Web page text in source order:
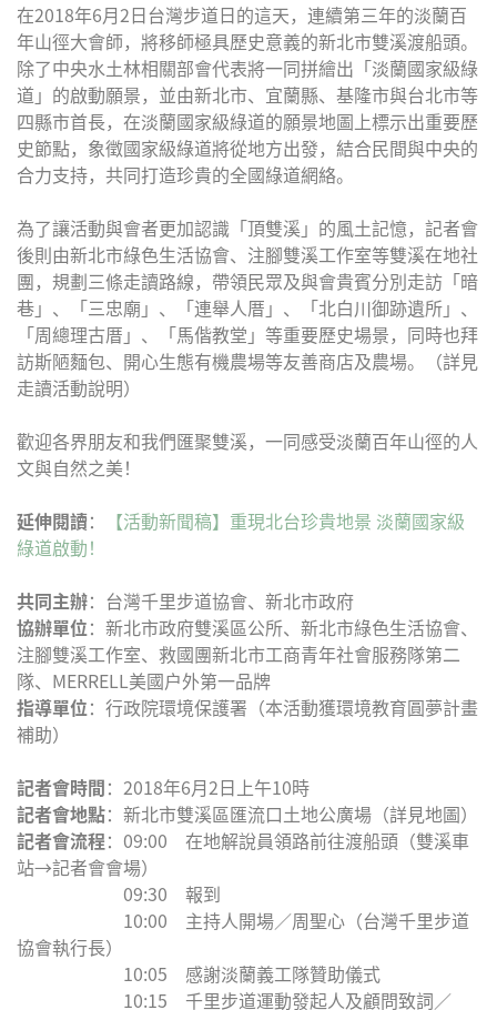
在2018年6月2日台灣步道日的這天，連續第三年的淡蘭百
年山徑大會師，將移師極具歷史意義的新北市雙溪渡船頭。
除了中央水土林相關部會代表將一同拼繪出「淡蘭國家級綠
道」的啟動願景，並由新北市、宜蘭縣、基隆市與台北市等
四縣市首長，在淡蘭國家級綠道的願景地圖上標示出重要歷
史節點，象徵國家級綠道將從地方出發，結合民間與中央的
合力支持，共同打造珍貴的全國綠道網絡。
為了讓活動與會者更加認識「頂雙溪」的風土記憶，記者會
後則由新北市綠色生活協會、注腳雙溪工作室等雙溪在地社
團，規劃三條走讀路線，帶領民眾及與會貴賓分別走訪「暗
巷」、「三忠廟」、「連舉人厝」、「北白川御跡遺所」、
「周總理古厝」、「馬偕教堂」等重要歷史場景，同時也拜
訪斯陋麵包、開心生態有機農場等友善商店及農場。（詳見
走讀活動說明）
歡迎各界朋友和我們匯聚雙溪，一同感受淡蘭百年山徑的人
文與自然之美！
延伸閱讀：
【活動新聞稿】重現北台珍貴地景 淡蘭國家級
綠道啟動！
共同主辦：台灣千里步道協會、新北市政府
協辦單位：新北市政府雙溪區公所、新北市綠色生活協會、
注腳雙溪工作室、救國團新北市工商青年社會服務隊第二
隊、MERRELL美國戶外第一品牌
指導單位：行政院環境保護署（本活動獲環境教育圓夢計畫
補助）
記者會時間：2018年6月2日上午10時
記者會地點：新北市雙溪區匯流口土地公廣場（詳見地圖）
記者會流程：09:00 在地解說員領路前往渡船頭（雙溪車
站→記者會會場）
09:30 報到
10:00 主持人開場／周聖心（台灣千里步道
協會執行長）
10:05 感謝淡蘭義工隊贊助儀式
10:15 千里步道運動發起人及顧問致詞／